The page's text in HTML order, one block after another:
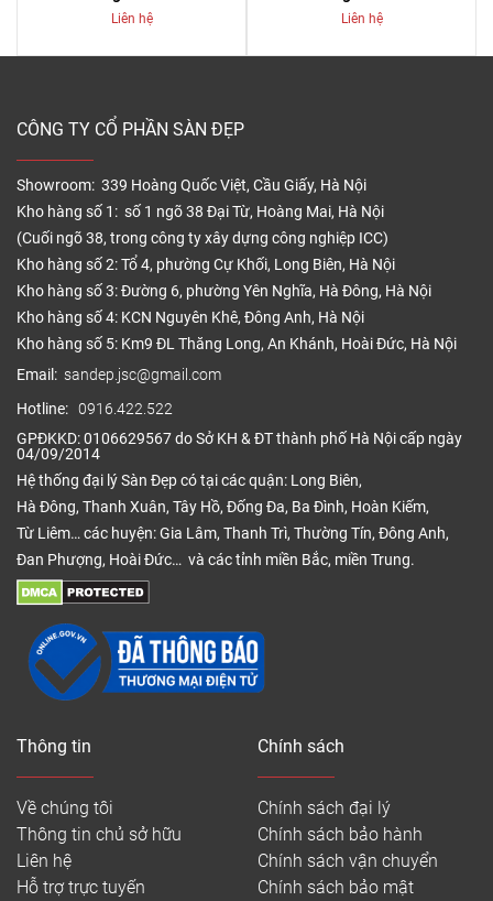
Liên hệ Liên hệ
CÔNG TY CỔ PHẦN SÀN ĐẸP
Showroom: 339 Hoàng Quốc Việt, Cầu Giấy, Hà Nội
Kho hàng số 1: số 1 ngõ 38 Đại Từ, Hoàng Mai, Hà Nội
(Cuối ngõ 38, trong công ty xây dựng công nghiệp ICC)
Kho hàng số 2: Tổ 4, phường Cự Khối, Long Biên, Hà Nội
Kho hàng số 3: Đường 6, phường Yên Nghĩa, Hà Đông, Hà Nội
Kho hàng số 4: KCN Nguyên Khê, Đông Anh, Hà Nội
Kho hàng số 5: Km9 ĐL Thăng Long, An Khánh, Hoài Đức, Hà Nội
Email: sandep.jsc@gmail.com
Hotline: 0916.422.522
GPĐKKD: 0106629567 do Sở KH & ĐT thành phố Hà Nội cấp ngày
04/09/2014
Hệ thống đại lý Sàn Đẹp có tại các quận: Long Biên,
Hà Đông, Thanh Xuân, Tây Hồ, Đống Đa, Ba Đình, Hoàn Kiếm,
Từ Liêm… các huyện: Gia Lâm, Thanh Trì, Thường Tín, Đông Anh,
Đan Phượng, Hoài Đức… và các tỉnh miền Bắc, miền Trung.
Thông tin
Về chúng tôi
Thông tin chủ sở hữu
Liên hệ
Hỗ trợ trực tuyến
Chính sách
Chính sách đại lý
Chính sách bảo hành
Chính sách vận chuyển
Chính sách bảo mật